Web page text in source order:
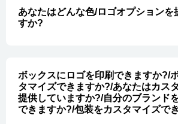
あなたはどんな色/ロゴオプションを
すか?
ボックスにロゴを印刷できますか?/
タマイズできますか?/あなたはカス
提供していますか?/自分のブランド
できますか?/包装をカスタマイズで